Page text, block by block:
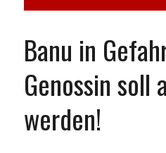
Banu in
Genossin soll
werden!